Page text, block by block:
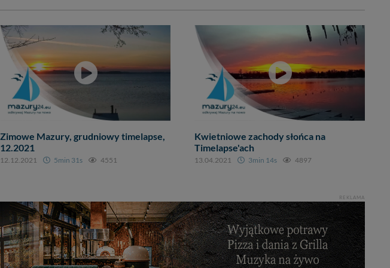
Zimowe Mazury, grudniowy timelapse,
12.2021
12.12.2021 5min 31s 4551
Kwietniowe zachody słońca na
Timelapse'ach
13.04.2021 3min 14s 4897
REKLAMA